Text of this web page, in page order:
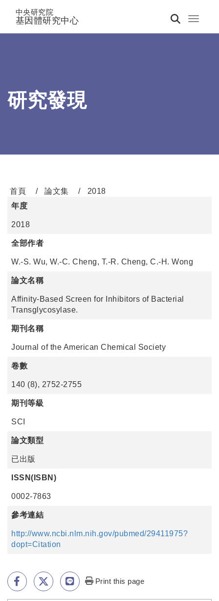
Toggle
中央研究院
基因體研究中心
研究發現
首頁 論文集
2018
年度
2018
全部作者
W.-S. Wu, W.-C. Cheng, T.-R. Cheng, C.-H. Wong
論文名稱
Affinity-Based Screen for Inhibitors of Bacterial
Transglycosylase.
期刊名稱
Journal of the American Chemical Society
卷數
140 (8), 2752-2755
期刊等級
SCI
論文類型
已出版
ISSN(ISBN)
0002-7863
參考連結
http://www.ncbi.nlm.nih.gov/pubmed/29411975?
dopt=Citation
Print this page